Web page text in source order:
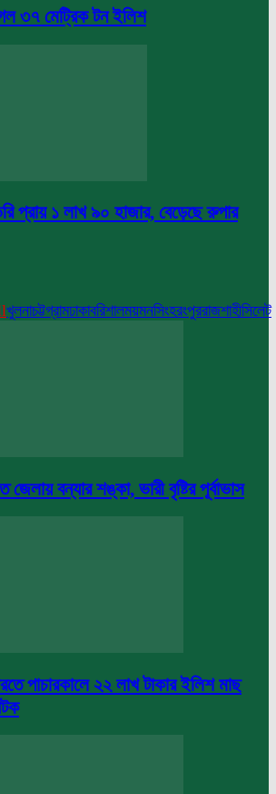
৩৭ মেট্রিক টন ইলিশ
প্রায় ১ লাখ ৯০ হাজার, বেড়েছে রুপার
খুলনাচট্টগ্রামঢাকাবরিশালময়মনসিংহরংপুররাজশাহীসিলেট
জেলায় বন্যার শঙ্কা, ভারী বৃষ্টির পূর্বাভাস
পাচারকালে ২২ লাখ টাকার ইলিশ মাছ